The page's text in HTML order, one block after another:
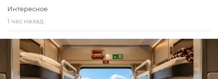
Интересное
1 час назад